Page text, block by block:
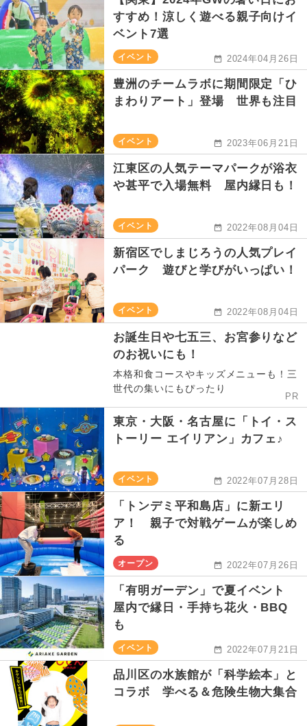
すすめ！涼しく遊べる親子向けイ
ベント7選
イベント 2024年04月26日
豊洲のチームラボに期間限定「ひ
まわりアート」登場 世界も注目
イベント 2023年06月21日
江東区の人気テーマパークが浴衣
や甚平で入場無料 屋内縁日も！
イベント 2022年08月04日
新宿区でしまじろうの人気プレイ
パーク 遊びと学びがいっぱい！
イベント 2022年08月04日
お誕生日や七五三、お宮参りなど
のお祝いにも！
本格和食コースやキッズメニューも！三
世代の集いにもぴったり
PR
東京・大阪・名古屋に「トイ・ス
トーリー エイリアン」カフェ♪
イベント 2022年07月28日
「トンデミ平和島店」に新エリ
ア！ 親子で対戦ゲームが楽しめ
る
オープン 2022年07月26日
「有明ガーデン」で夏イベント
屋内で縁日・手持ち花火・BBQ
も
イベント 2022年07月21日
品川区の水族館が「科学絵本」と
コラボ 学べる＆危険生物大集合